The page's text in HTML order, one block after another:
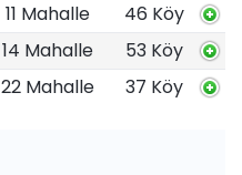
11 Mahalle
46 Köy
14 Mahalle
53 Köy
22 Mahalle 37 Köy